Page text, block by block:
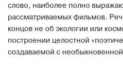
слово, наиболее полно
рассматриваемых фильмов.
концов не об экологии или
построении целостной
создаваемой с